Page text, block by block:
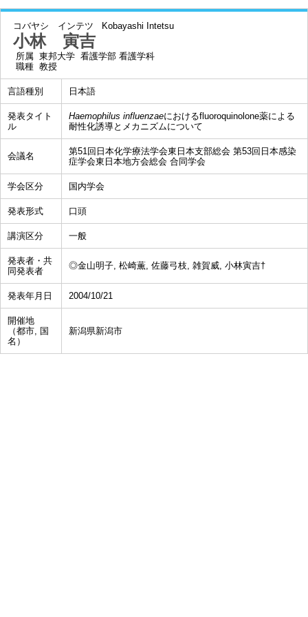
コバヤシ インテツ Kobayashi Intetsu
小林 寅吉
所属 東邦大学 看護学部 看護学科
職種 教授
言語種別 日本語
発表タイト
ル
Haemophilus influenzaeにおけるfluoroquinolone薬による
耐性化誘導とメカニズムについて
会議名
第51回日本化学療法学会東日本支部総会 第53回日本感染
症学会東日本地方会総会 合同学会
学会区分 国内学会
発表形式 口頭
講演区分 一般
発表者・共
同発表者
◎金山明子, 松崎薫, 佐藤弓枝, 雑賀威, 小林寅吉†
発表年月日 2004/10/21
開催地
（都市, 国
名）
新潟県新潟市